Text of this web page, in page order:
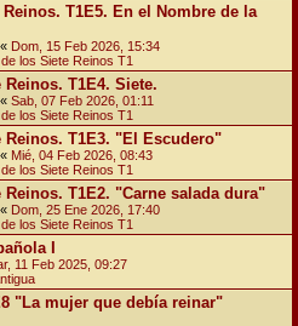
T1E5. En el Nombre de la
« Dom, 15 Feb 2026, 15:34
los Siete Reinos T1
T1E4. Siete.
« Sab, 07 Feb 2026, 01:11
los Siete Reinos T1
T1E3. "El Escudero"
« Mié, 04 Feb 2026, 08:43
los Siete Reinos T1
T1E2. "Carne salada dura"
« Dom, 25 Ene 2026, 17:40
los Siete Reinos T1
I
11 Feb 2025, 09:27
"La mujer que debía reinar"